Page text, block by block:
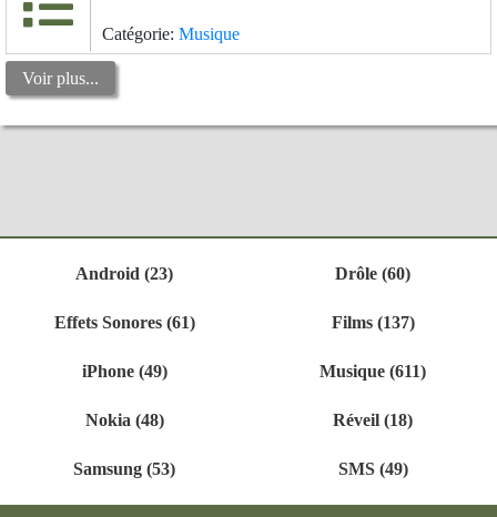
Catégorie: Musique
Voir plus...
Android (23) Drôle (60)
Effets Sonores (61) Films (137)
iPhone (49) Musique (611)
Nokia (48) Réveil (18)
Samsung (53) SMS (49)